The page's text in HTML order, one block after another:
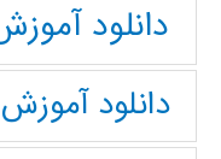
دانلود
دانلود